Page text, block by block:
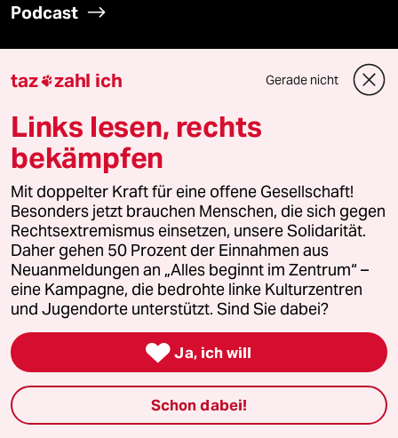
Podcast
klima update°
Mauerecho
Freie Rede
reingehen
Newsletter
team zukunft
taz zahl ich Gerade nicht
Links lesen, rechts
bekämpfen
Mit doppelter Kraft für eine offene Gesellschaft!
Besonders jetzt brauchen Menschen, die sich gegen
Rechtsextremismus einsetzen, unsere Solidarität.
Daher gehen 50 Prozent der Einnahmen aus
Neuanmeldungen an „Alles beginnt im Zentrum“ –
eine Kampagne, die bedrohte linke Kulturzentren
und Jugendorte unterstützt. Sind Sie dabei?
 Ja, ich will
Schon dabei!